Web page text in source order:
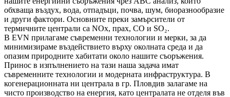
обхваща въздух, вода, отпадъци, почва, шум, биоразнообразие
и други фактори. Основните преки замърсители от
термичните централи са NOx, прах, CO и SO₂.
В EVN прилагаме съвременни технологии и мерки, за да
минимизираме въздействието върху околната среда и да
опазим природните хабитати около нашите съоръжения.
Принос в изпълнението на тази наша задача имат
съвременните технологии и модерната инфраструктура. В
когенерационната ни централа в гр. Пловдив залагаме на
чисто производство на енергия, като централата не отделя във